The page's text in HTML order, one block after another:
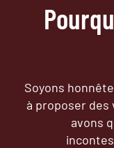
Soyons
à proposer des
avons